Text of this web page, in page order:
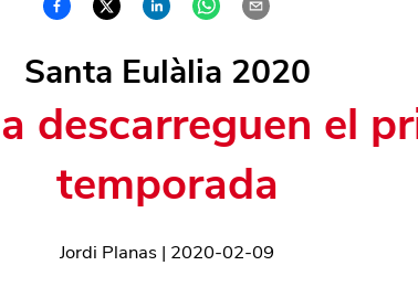
Santa Eulàlia 2020
descarreguen el
temporada
Jordi Planas | 2020-02-09